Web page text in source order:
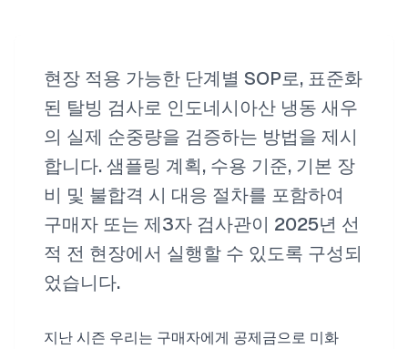
현장 적용 가능한 단계별 SOP로, 표준화
된 탈빙 검사로 인도네시아산 냉동 새우
의 실제 순중량을 검증하는 방법을 제시
합니다. 샘플링 계획, 수용 기준, 기본 장
비 및 불합격 시 대응 절차를 포함하여
구매자 또는 제3자 검사관이 2025년 선
적 전 현장에서 실행할 수 있도록 구성되
었습니다.
지난 시즌 우리는 구매자에게 공제금으로 미화